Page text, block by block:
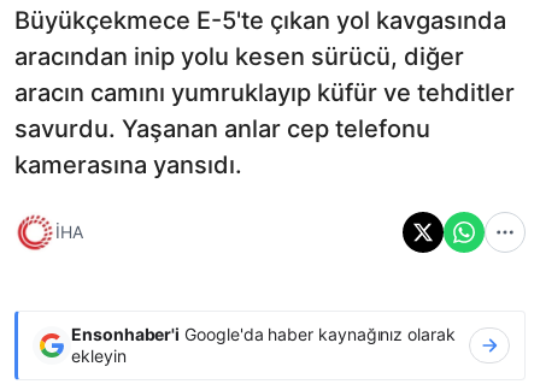
Büyükçekmece E-5'te çıkan yol kavgasında
aracından inip yolu kesen sürücü, diğer
aracın camını yumruklayıp küfür ve tehditler
savurdu. Yaşanan anlar cep telefonu
kamerasına yansıdı.
İHA
Ensonhaber'i Google'da haber kaynağınız olarak
ekleyin